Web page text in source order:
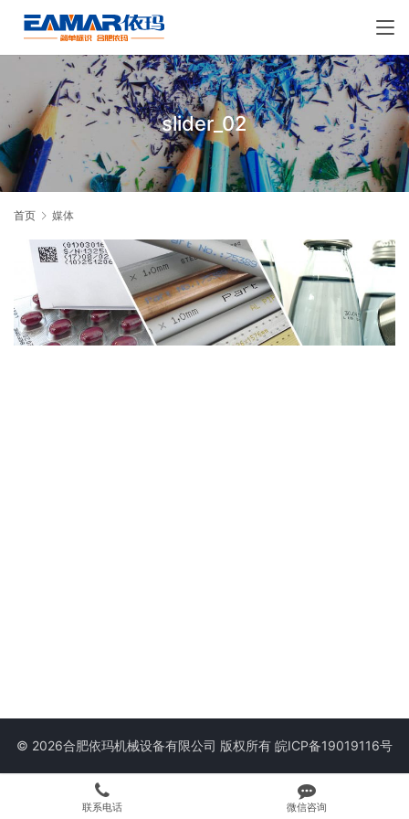
slider_02
首页 媒体
© 2026合肥依玛机械设备有限公司 版权所有 皖ICP备19019116号
联系电话 微信咨询